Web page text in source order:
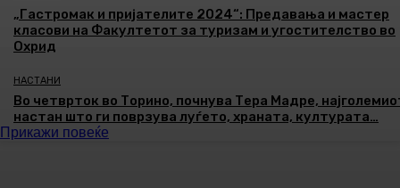
„Гастромак и пријателите 2024“: Предавања и мастер
класови на Факултетот за туризам и угостителство во
Охрид
НАСТАНИ
Во четврток во Торино, почнува Тера Мадре,
настан што ги поврзува луѓето, храната, културата…
Прикажи повеќе